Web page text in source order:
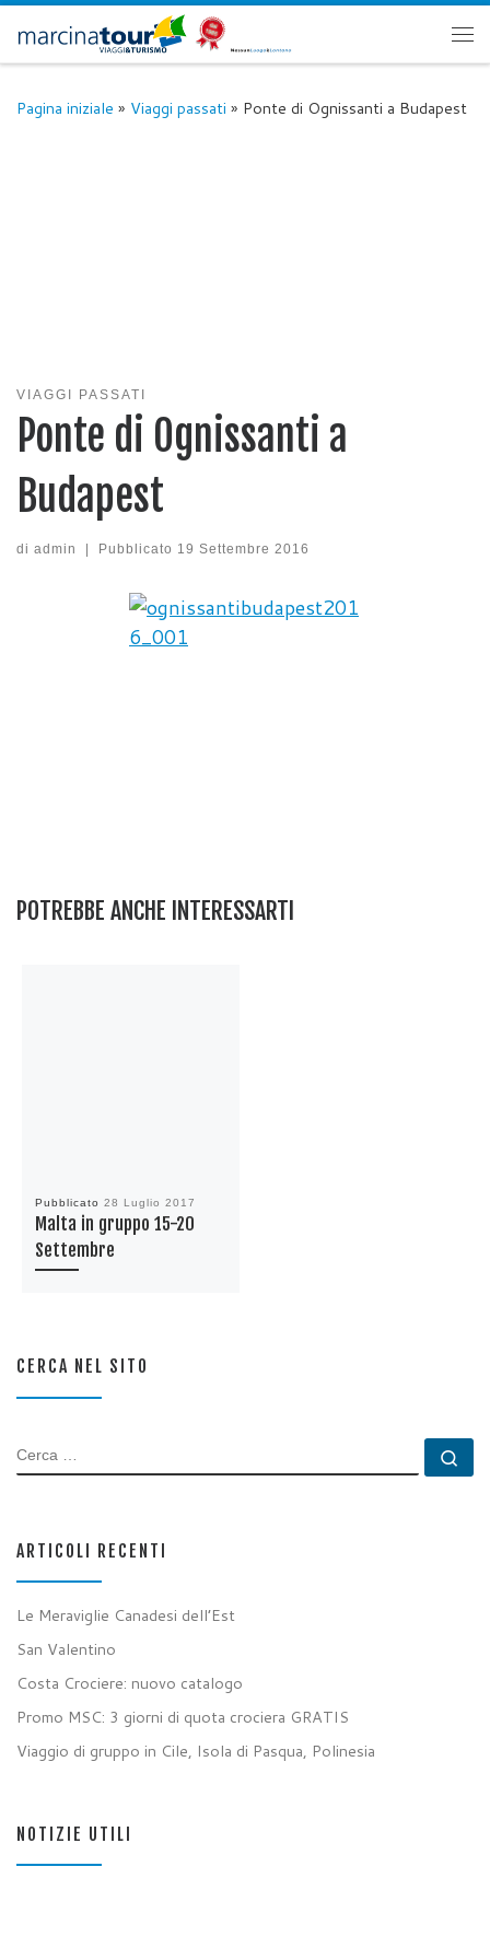
Passa al contenuto
Pagina iniziale » Viaggi passati » Ponte di Ognissanti a Budapest
VIAGGI PASSATI
Ponte di Ognissanti a
Budapest
di admin | Pubblicato 19 Settembre 2016
POTREBBE ANCHE INTERESSARTI
Pubblicato 28 Luglio 2017
Malta in gruppo 15-20
Settembre
CERCA NEL SITO
CERCA
ARTICOLI RECENTI
Le Meraviglie Canadesi dell’Est
San Valentino
Costa Crociere: nuovo catalogo
Promo MSC: 3 giorni di quota crociera GRATIS
Viaggio di gruppo in Cile, Isola di Pasqua, Polinesia
NOTIZIE UTILI